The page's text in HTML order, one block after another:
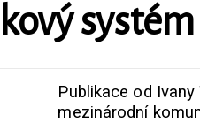
systém
Publikace od
mezinárodní